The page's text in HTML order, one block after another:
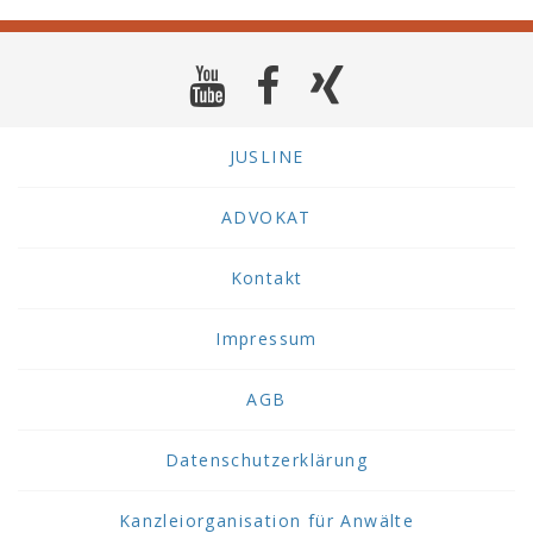
JUSLINE
ADVOKAT
Kontakt
Impressum
AGB
Datenschutzerklärung
Kanzleiorganisation für Anwälte